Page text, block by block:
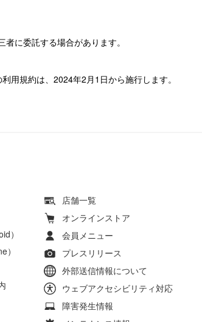
に委託する場合があります。
用規約は、2024年2月1日から施行します。
）
）
店舗一覧
オンラインストア
会員メニュー
プレスリリース
外部送信情報について
ウェブアクセシビリティ対応
障害発生情報